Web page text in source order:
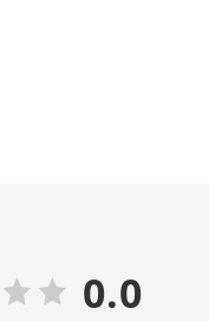
0.0